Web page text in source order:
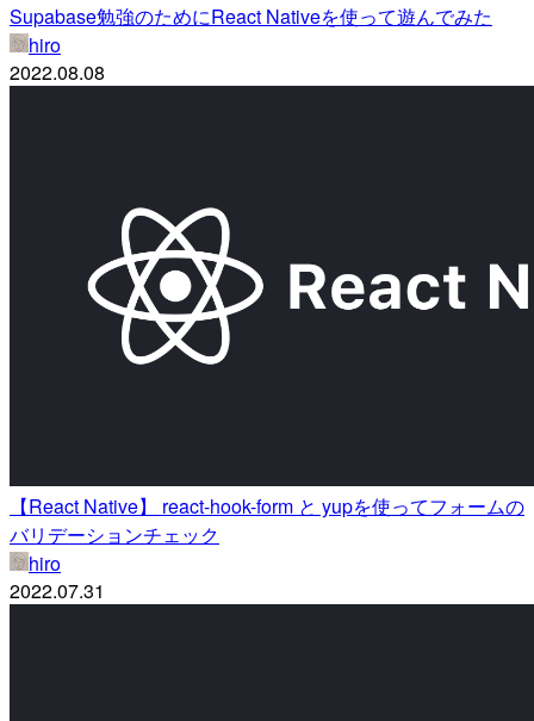
Supabase勉強のためにReact Nativeを使って遊んでみた
hiro
2022.08.08
【React Native】 react-hook-form と yupを使ってフォームの
バリデーションチェック
hiro
2022.07.31